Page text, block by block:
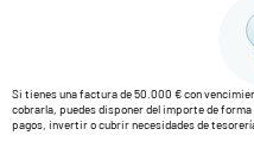
Si tienes una factura de 50.000 € con
cobrarla, puedes disponer del importe de
pagos, invertir o cubrir necesidades de